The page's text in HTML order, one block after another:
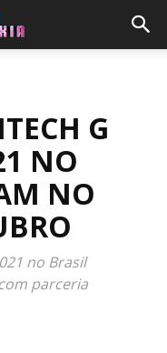
G
NO
NO
no Brasil
parceria